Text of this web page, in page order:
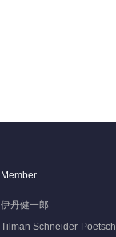
Member
伊丹健一郎
Tilman Schneider-Poetsch